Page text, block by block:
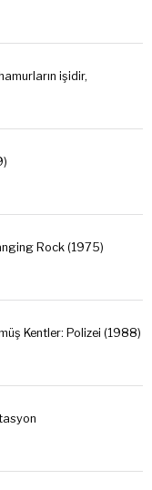
işidir,
Rock (1975)
Kentler: Polizei (1988)